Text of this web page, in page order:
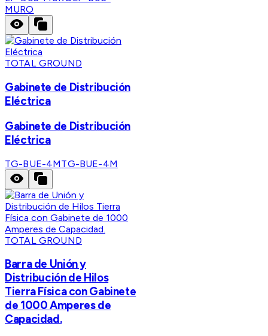
MURO
TOTAL GROUND
Gabinete de Distribución
Eléctrica
Gabinete de Distribución
Eléctrica
TG-BUE-4MTG-BUE-4M
TOTAL GROUND
Barra de Unión y
Distribución de Hilos
Tierra Física con Gabinete
de 1000 Amperes de
Capacidad.